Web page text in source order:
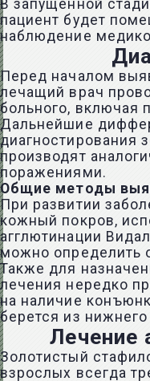
В запущенной
пациент будет
наблюдение
Перед началом
лечащий врач
больного, включая
Дальнейшие
диагностирования
производят
поражениями.
Общие методы
При развитии
кожный покров,
агглютинации
можно определить
Также для
лечения нередко
на наличие
берется из нижнего
Лечение
Золотистый
взрослых всегда